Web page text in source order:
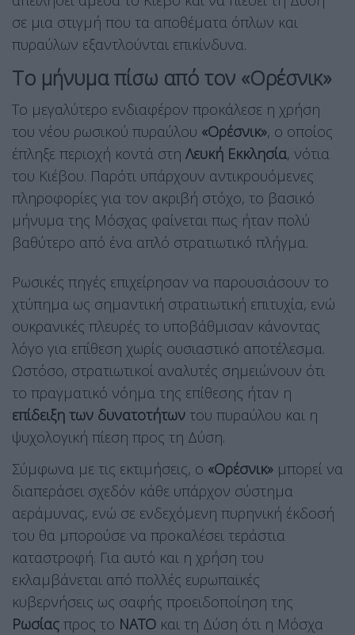
σε μια στιγμή που τα αποθέματα όπλων και
πυραύλων εξαντλούνται επικίνδυνα.
Το μήνυμα πίσω από τον «Ορέσνικ»
Το μεγαλύτερο ενδιαφέρον προκάλεσε η χρήση
του νέου ρωσικού πυραύλου «Ορέσνικ», ο οποίος
έπληξε περιοχή κοντά στη Λευκή Εκκλησία, νότια
του Κιέβου. Παρότι υπάρχουν αντικρουόμενες
πληροφορίες για τον ακριβή στόχο, το βασικό
μήνυμα της Μόσχας φαίνεται πως ήταν πολύ
βαθύτερο από ένα απλό στρατιωτικό πλήγμα.
Ρωσικές πηγές επιχείρησαν να παρουσιάσουν το
χτύπημα ως σημαντική στρατιωτική επιτυχία, ενώ
ουκρανικές πλευρές το υποβάθμισαν κάνοντας
λόγο για επίθεση χωρίς ουσιαστικό αποτέλεσμα.
Ωστόσο, στρατιωτικοί αναλυτές σημειώνουν ότι
το πραγματικό νόημα της επίθεσης ήταν η
επίδειξη των δυνατοτήτων του πυραύλου και η
ψυχολογική πίεση προς τη Δύση.
Σύμφωνα με τις εκτιμήσεις, ο «Ορέσνικ» μπορεί να
διαπεράσει σχεδόν κάθε υπάρχον σύστημα
αεράμυνας, ενώ σε ενδεχόμενη πυρηνική έκδοσή
του θα μπορούσε να προκαλέσει τεράστια
καταστροφή. Για αυτό και η χρήση του
εκλαμβάνεται από πολλές ευρωπαϊκές
κυβερνήσεις ως σαφής προειδοποίηση της
Ρωσίας προς το ΝΑΤΟ και τη Δύση ότι η Μόσχα